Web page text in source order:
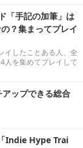
「手記の加筆」は
？集まってプレイ
イしたことある人、全
人を集めてプレイして
ップできる総合
Indie Hype Trai